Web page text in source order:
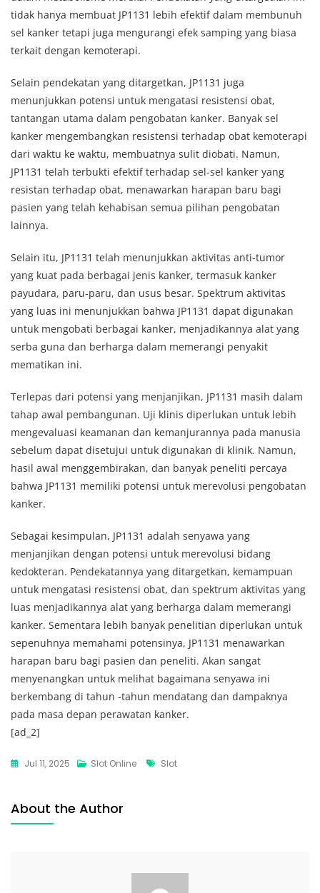
tidak hanya membuat JP1131 lebih efektif dalam membunuh
sel kanker tetapi juga mengurangi efek samping yang biasa
terkait dengan kemoterapi.
Selain pendekatan yang ditargetkan, JP1131 juga
menunjukkan potensi untuk mengatasi resistensi obat,
tantangan utama dalam pengobatan kanker. Banyak sel
kanker mengembangkan resistensi terhadap obat kemoterapi
dari waktu ke waktu, membuatnya sulit diobati. Namun,
JP1131 telah terbukti efektif terhadap sel-sel kanker yang
resistan terhadap obat, menawarkan harapan baru bagi
pasien yang telah kehabisan semua pilihan pengobatan
lainnya.
Selain itu, JP1131 telah menunjukkan aktivitas anti-tumor
yang kuat pada berbagai jenis kanker, termasuk kanker
payudara, paru-paru, dan usus besar. Spektrum aktivitas
yang luas ini menunjukkan bahwa JP1131 dapat digunakan
untuk mengobati berbagai kanker, menjadikannya alat yang
serba guna dan berharga dalam memerangi penyakit
mematikan ini.
Terlepas dari potensi yang menjanjikan, JP1131 masih dalam
tahap awal pembangunan. Uji klinis diperlukan untuk lebih
mengevaluasi keamanan dan kemanjurannya pada manusia
sebelum dapat disetujui untuk digunakan di klinik. Namun,
hasil awal menggembirakan, dan banyak peneliti percaya
bahwa JP1131 memiliki potensi untuk merevolusi pengobatan
kanker.
Sebagai kesimpulan, JP1131 adalah senyawa yang
menjanjikan dengan potensi untuk merevolusi bidang
kedokteran. Pendekatannya yang ditargetkan, kemampuan
untuk mengatasi resistensi obat, dan spektrum aktivitas yang
luas menjadikannya alat yang berharga dalam memerangi
kanker. Sementara lebih banyak penelitian diperlukan untuk
sepenuhnya memahami potensinya, JP1131 menawarkan
harapan baru bagi pasien dan peneliti. Akan sangat
menyenangkan untuk melihat bagaimana senyawa ini
berkembang di tahun -tahun mendatang dan dampaknya
pada masa depan perawatan kanker.
[ad_2]
Jul 11, 2025 Slot Online Tags
Slot
About the Author